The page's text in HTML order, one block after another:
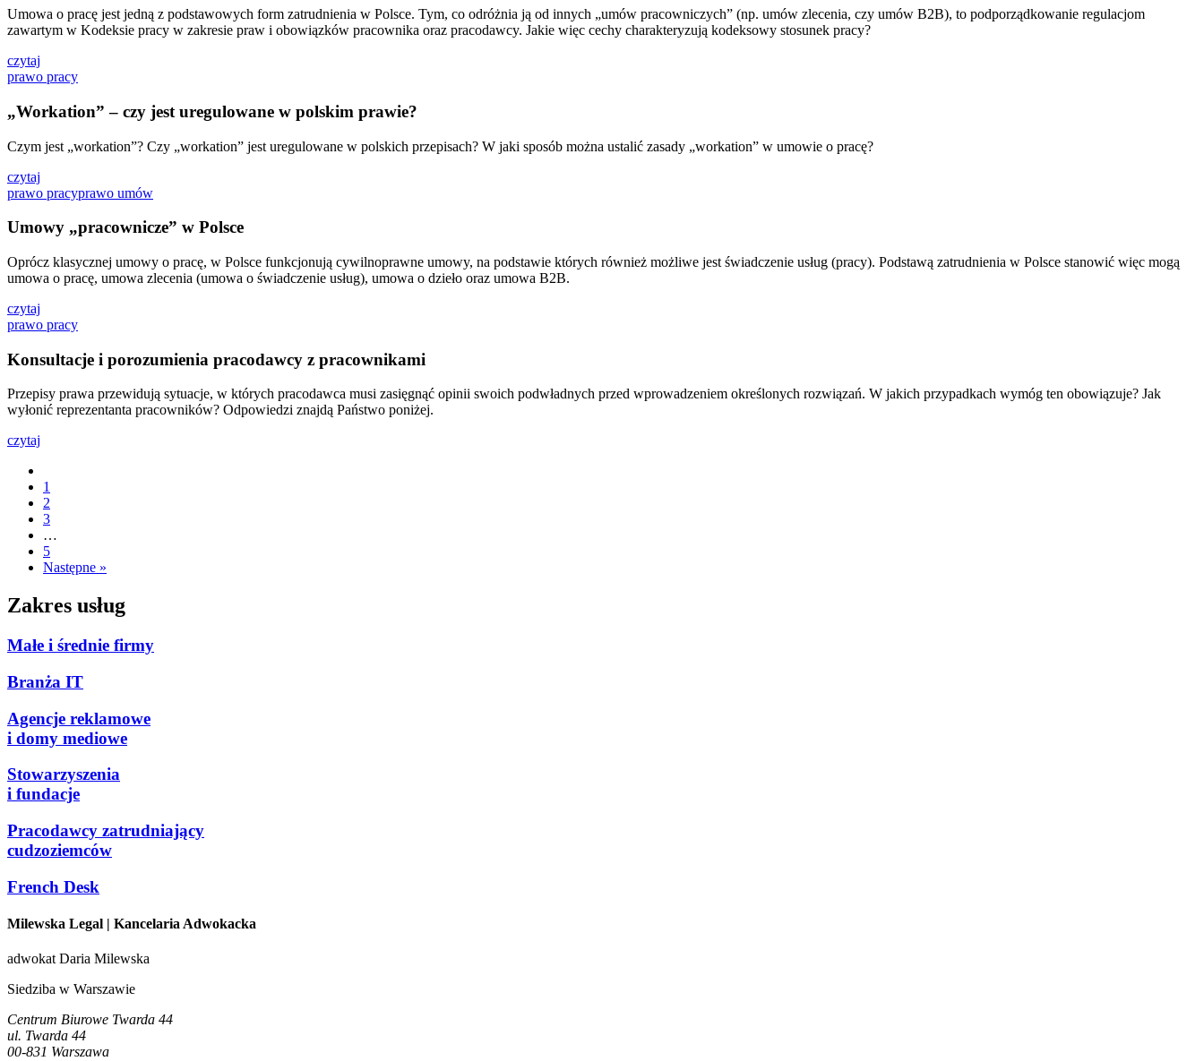
Umowa o pracę jest jedną z podstawowych form zatrudnienia w Polsce. Tym, co odróżnia ją od innych „umów pracowniczych” (np. umów zlecenia, czy umów B2B), to podporządkowanie regulacjom
zawartym w Kodeksie pracy w zakresie praw i obowiązków pracownika oraz pracodawcy. Jakie więc cechy charakteryzują kodeksowy stosunek pracy?
czytaj
prawo pracy
„Workation” – czy jest uregulowane w polskim prawie?
Czym jest „workation”? Czy „workation” jest uregulowane w polskich przepisach? W jaki sposób można ustalić zasady „workation” w umowie o pracę?
czytaj
prawo pracyprawo umów
Umowy „pracownicze” w Polsce
Oprócz klasycznej umowy o pracę, w Polsce funkcjonują cywilnoprawne umowy, na podstawie których również możliwe jest świadczenie usług (pracy). Podstawą zatrudnienia w Polsce stanowić więc mogą
umowa o pracę, umowa zlecenia (umowa o świadczenie usług), umowa o dzieło oraz umowa B2B.
czytaj
prawo pracy
Konsultacje i porozumienia pracodawcy z pracownikami
Przepisy prawa przewidują sytuacje, w których pracodawca musi zasięgnąć opinii swoich podwładnych przed wprowadzeniem określonych rozwiązań. W jakich przypadkach wymóg ten obowiązuje? Jak
wyłonić reprezentanta pracowników? Odpowiedzi znajdą Państwo poniżej.
czytaj
1
2
3
…
5
Następne »
Zakres usług
Małe i średnie firmy
Branża IT
Agencje reklamowe
i domy mediowe
Stowarzyszenia
i fundacje
Pracodawcy zatrudniający
cudzoziemców
French Desk
Milewska Legal | Kancelaria Adwokacka
adwokat Daria Milewska
Siedziba w Warszawie
Centrum Biurowe Twarda 44
ul. Twarda 44
00-831 Warszawa